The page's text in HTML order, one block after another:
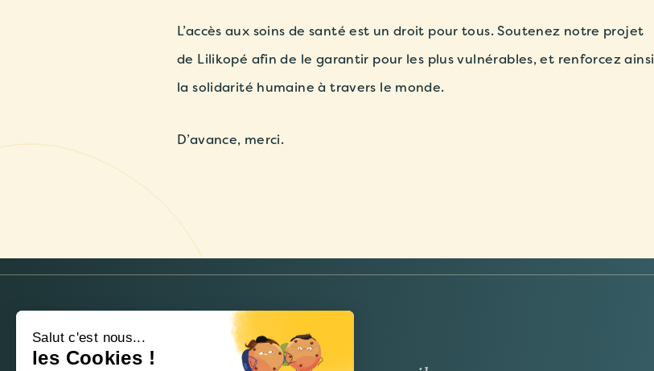
L’accès aux soins de santé est un droit pour tous.Soutenez notre projet
de Lilikopé afin de le garantir pour les plus vulnérables, et renforcez ainsi
la solidarité humaine à travers le monde.
D’avance, merci.
NEWSLETTER
Salut c'est nous...
les Cookies !